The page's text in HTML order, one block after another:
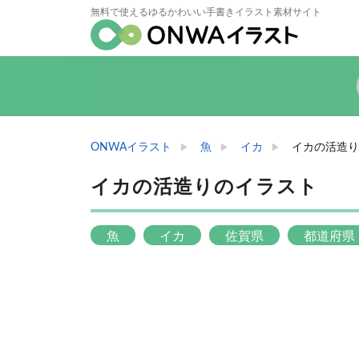
無料で使えるゆるかわいい手書きイラスト素材サイト
ONWAイラスト 魚 イカ イカの活造
イカの活造りのイラスト
魚 イカ 佐賀県 都道府県